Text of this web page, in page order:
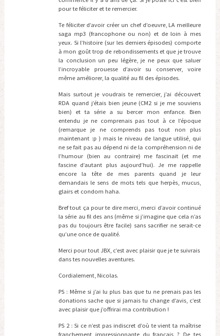
pour te féliciter et te remercier.
Te féliciter d’avoir créer un chef d’oeuvre, LA meilleure
saga mp3 (francophone ou non) et de loin à mes
yeux. Si l’histoire (sur les derniers épisodes) comporte
à mon goût trop de rebondissements et que je trouve
la conclusion un peu légère, je ne peux que saluer
l’incroyable prouesse d’avoir su conserver, voire
même améliorer, la qualité au fil des épisodes.
Mais surtout je voudrais te remercier, j’ai découvert
RDA quand j’étais bien jeune (CM2 si je me souviens
bien) et ta série a su bercer mon enfance. Bien
entendu je ne comprenais pas tout à ce l’époque
(remarque je ne comprends pas tout non plus
maintenant :p ) mais le niveau de langue utilisé, qui
ne se fait pas au dépend ni de la compréhension ni de
l’humour (bien au contraire) me fascinait (et me
fascine d’autant plus aujourd’hui). Je me rappelle
encore la tête de mes parents quand je leur
demandais le sens de mots tels que herpès, mucus,
glairs et condom haha.
Bref tout ça pour te dire merci, merci d’avoir continué
la série au fil des ans (même si j’imagine que cela n’as
pas du toujours être facile) sans sacrifier ne serait-ce
qu’une once de qualité.
Merci pour tout JBX, c’est avec plaisir que je te suivrais
dans tes nouvelles aventures.
Cordialement, Nicolas.
PS : Même si j’ai lu plus bas que tu ne prenais pas les
donations sache que si jamais tu change d’avis, c’est
avec plaisir que j’offrirai ma contribution !
PS 2 : Si ce n’est pas indiscret d’où te vient ta maîtrise
franchement impressionnante du français ? De tes